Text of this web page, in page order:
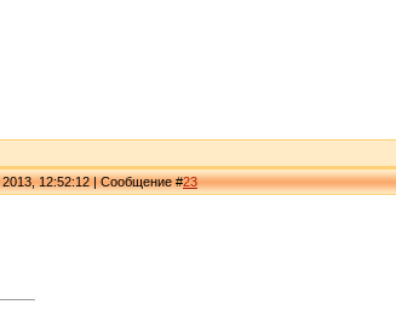
12:52:12 | Сообщение #23